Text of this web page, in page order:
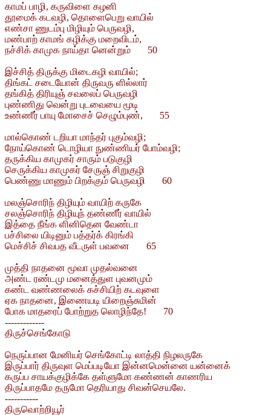
காமப் பாழி, கருவிளை கழனி
தூமைக் கடவழி, தொளைபெறு வாயில்
எண்சா ணுடம்பு மிழியும் பெருவழி,
மண்பாற் காமங் கழிக்கு மறைவிடம்,
நச்சிக் காமுக நாய்தா னென்றும் 50
இச்சித் திருக்கு மிடைகழி வாயில்;
திங்கட் சடையோன் திருவரு ளில்லார்
தங்கித் திரியுஞ் சவலைப் பெருவழி
புண்ணிது வென்று புடவையை மூடி
உண்ணீர் பாயு மோசைச் செழும்புண், 55
மால்கொண் டறியா மாந்தர் புகும்வழி;
நோய்கொண் டொழியா நுண்ணியர் போம்வழி;
தருக்கிய காமுகர் சாரும் படுகுழி
செருக்கிய காமுகர் சேருஞ் சிறுகுழி
பெண்ணு மாணும் பிறக்கும் பெருவழி 60
மலஞ்சொரிந் திழியும் வாயிற் கருகே
சலஞ்சொரிந் திழியுந் தண்ணீர் வாயில்
இத்தை நீங்க ளினிதென வேண்டா
பச்சிலை யிடினும் பத்தர்க் கிரங்கி
மெச்சிச் சிவபத வீடருள் பவனை 65
முத்தி நாதனை மூவா முதல்வனை
அண்ட ரண்டமு மனைத்துள புவனமும்
கண்ட வண்ணலைக் கச்சியிற் கடவுளை
ஏக நாதனை, இணையடி யிறைஞ்சுமின்
போக மாதரைப் போற்றுத லொழிந்தே! 70
-------------
திருச்செங்கோடு
நெருப்பான மேனியர் செங்கோட்டி லாத்தி நிழலருகே
இருப்பார் திருவுள மெப்படியோ இன்னமென்னை யன்னைக்
கருப்ப சாயக்குழிக்கே தள்ளுமோ கண்ணன் காணரிய
திருப்பாதமே தருமோ தெரியாது சிவன்செயலே.
-----------
திருவொற்றியூர்